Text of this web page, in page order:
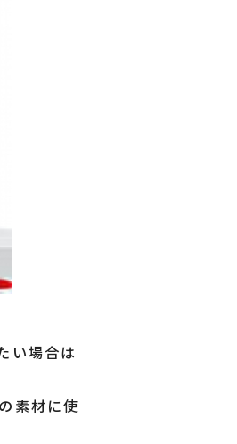
い場合は
素材に使